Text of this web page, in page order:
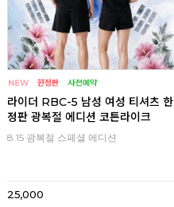
라이더 RBC-5 남성 여성 티셔츠 한
정판 광복절 에디션 코튼라이크
8.15 광복절 스페셜 에디션
25,000